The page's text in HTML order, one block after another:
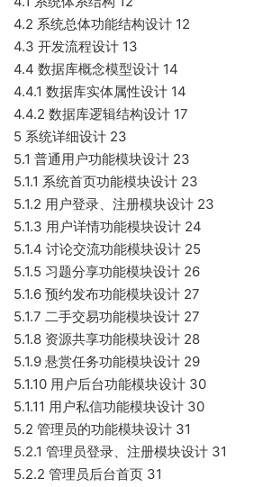
4.2 系统总体功能结构设计 12
4.3 开发流程设计 13
4.4 数据库概念模型设计 14
4.4.1 数据库实体属性设计 14
4.4.2 数据库逻辑结构设计 17
5 系统详细设计 23
5.1 普通用户功能模块设计 23
5.1.1 系统首页功能模块设计 23
5.1.2 用户登录、注册模块设计 23
5.1.3 用户详情功能模块设计 24
5.1.4 讨论交流功能模块设计 25
5.1.5 习题分享功能模块设计 26
5.1.6 预约发布功能模块设计 27
5.1.7 二手交易功能模块设计 27
5.1.8 资源共享功能模块设计 28
5.1.9 悬赏任务功能模块设计 29
5.1.10 用户后台功能模块设计 30
5.1.11 用户私信功能模块设计 30
5.2 管理员的功能模块设计 31
5.2.1 管理员登录、注册模块设计 31
5.2.2 管理员后台首页 31